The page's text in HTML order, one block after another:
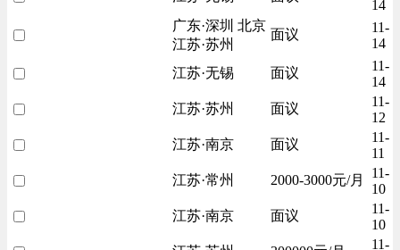
14
广东·深圳 北京
江苏·苏州
面议
11-
14
江苏·无锡
面议
11-
14
江苏·苏州
面议
11-
12
江苏·南京
面议
11-
11
江苏·常州
2000-3000元/月
11-
10
江苏·南京
面议
11-
10
11-